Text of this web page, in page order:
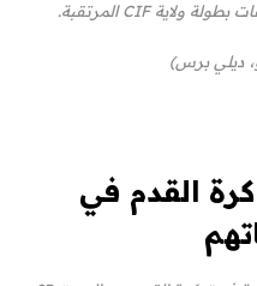
ديلي برس)
كرة القدم في